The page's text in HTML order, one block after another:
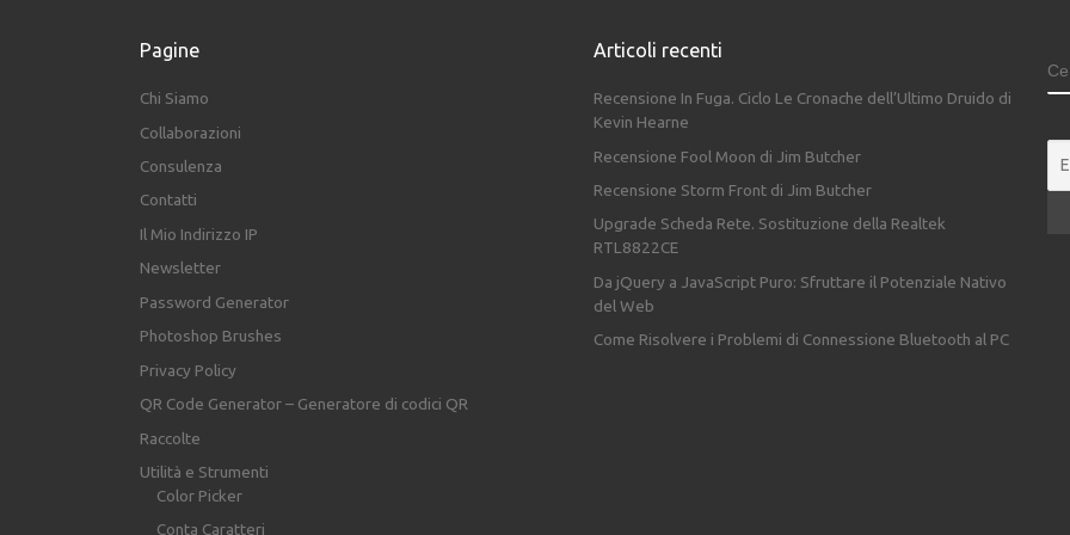
Pagine
Chi Siamo
Collaborazioni
Consulenza
Contatti
Il Mio Indirizzo IP
Newsletter
Password Generator
Photoshop Brushes
Privacy Policy
QR Code Generator – Generatore di codici QR
Raccolte
Utilità e Strumenti
Color Picker
Conta Caratteri
Articoli recenti
Recensione In Fuga. Ciclo Le Cronache dell’Ultimo Druido di
Kevin Hearne
Recensione Fool Moon di Jim Butcher
Recensione Storm Front di Jim Butcher
Upgrade Scheda Rete. Sostituzione della Realtek
RTL8822CE
Da jQuery a JavaScript Puro: Sfruttare il Potenziale Nativo
del Web
Come Risolvere i Problemi di Connessione Bluetooth al PC